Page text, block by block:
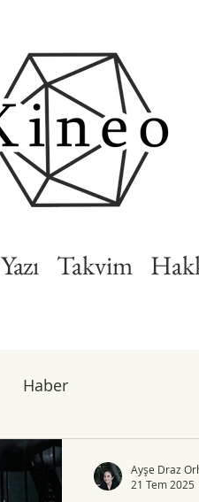
Yazı Takvim
Haber
Ayşe Draz
21 Tem 2025